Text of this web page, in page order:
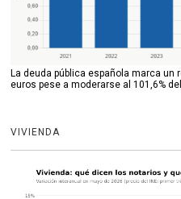
La deuda pública española marca
euros pese a moderarse al 101,6%
VIVIENDA